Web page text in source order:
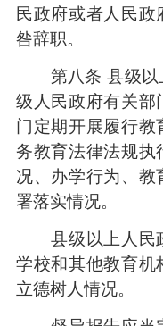
民政府或者人民政
咎辞职。
第八条 县级以
级人民政府有关部
门定期开展履行教
务教育法律法规执
况、办学行为、教
署落实情况。
县级以上人民
学校和其他教育机
立德树人情况。